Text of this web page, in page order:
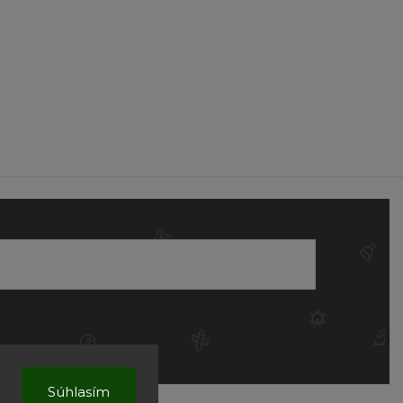
Súhlasím